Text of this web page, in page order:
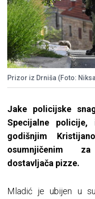
Prizor iz Drniša (Foto:
Jake policijske
Specijalne
godišnjim
osumnjičenim
dostavljača pizze.
Mladić je ubijen u